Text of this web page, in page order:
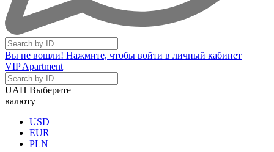
Вы не вошли! Нажмите, чтобы войти в личный кабинет
VIP Apartment
UAH Выберите
валюту
USD
EUR
PLN